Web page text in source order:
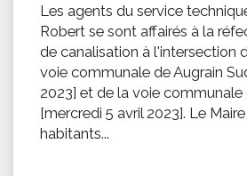
Les agents du service
Robert se sont affairés à la
de canalisation à l'intersection
voie communale de Augrain
2023] et de la voie communale
[mercredi 5 avril 2023]. Le
habitants...